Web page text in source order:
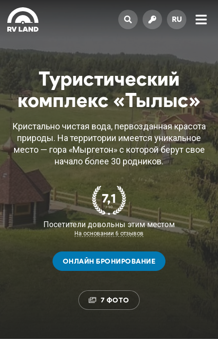
RU
Туристический
комплекс «Тылыс»
Кристально чистая вода, первозданная красота
природы. На территории имеется уникальное
место — гора «Мыргетон» с которой берут свое
начало более 30 родников.
7,1
/ 10
Посетители довольны этим местом
На основании 6 отзывов
ОНЛАЙН БРОНИРОВАНИЕ
7 ФОТО